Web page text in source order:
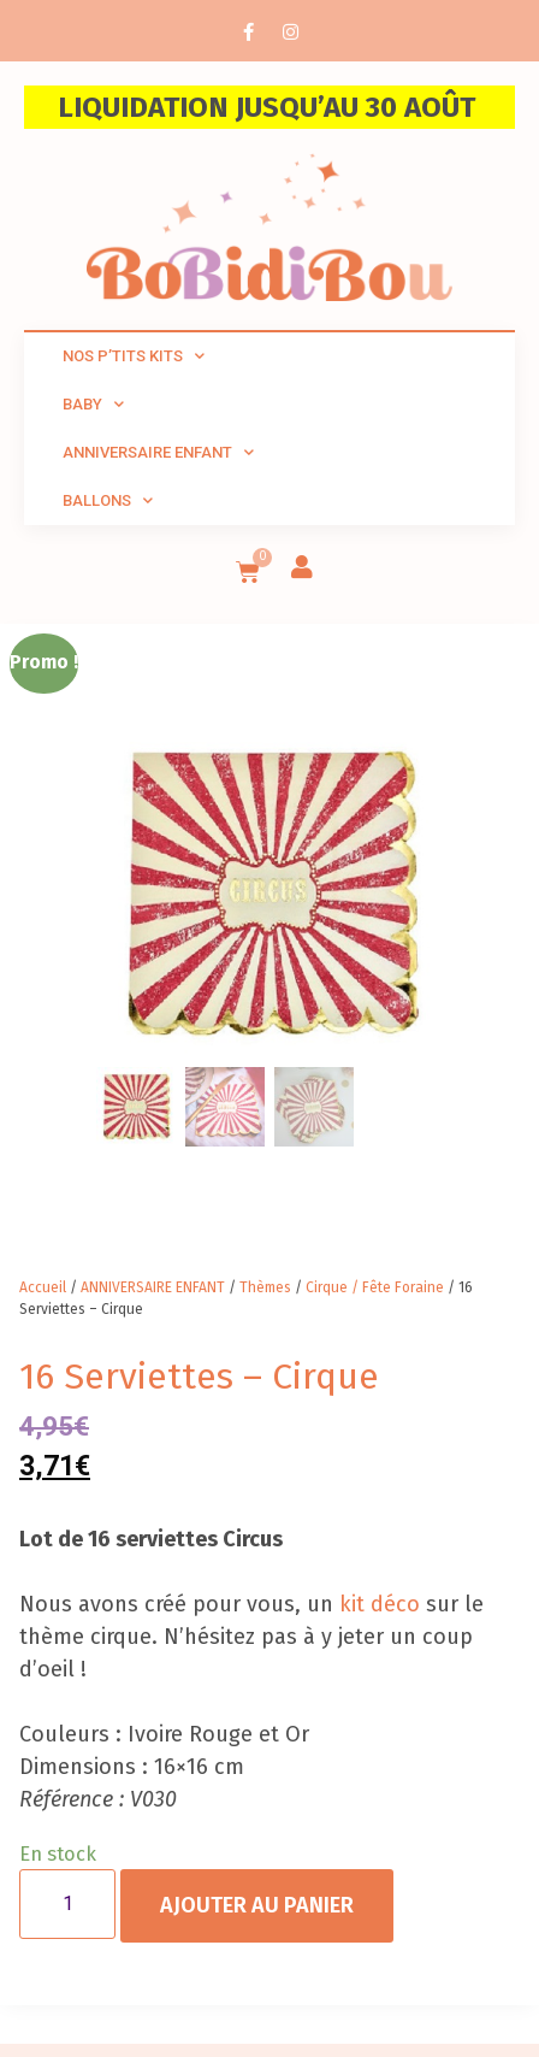
LIQUIDATION JUSQU’AU 30 AOÛT
NOS P’TITS KITS
BABY
ANNIVERSAIRE ENFANT
BALLONS
0
Promo !
Accueil / ANNIVERSAIRE ENFANT / Thèmes / Cirque / Fête Foraine / 16
Serviettes – Cirque
16 Serviettes – Cirque
4,95€
3,71€
Lot de 16 serviettes Circus
Nous avons créé pour vous, un kit déco sur le
thème cirque. N’hésitez pas à y jeter un coup
d’oeil !
Couleurs : Ivoire Rouge et Or
Dimensions : 16×16 cm
Référence : V030
En stock
AJOUTER AU PANIER